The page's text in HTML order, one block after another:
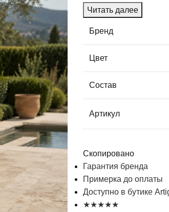
Читать далее
Бренд
Цвет
Состав
Артикул
Скопировано
Гарантия бренда
Примерка до оплаты
Доступно в бутике
★★★★★